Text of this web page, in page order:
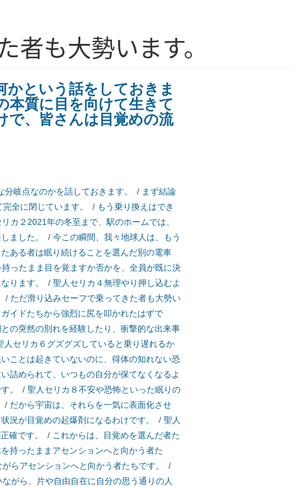
者も大勢います。
かという話をしておきま
本質に目を向けて生きて
で、皆さんは目覚めの流
岐点なのかを話しておきます。 / まず結論
全に閉じています。
/ もう乗り換えはでき
カ２2021年の冬至まで、駅のホームでは、
ました。 / 今この瞬間、我々地球人は、もう
ある者は眠り続けることを選んだ別の電車
ったまま目を覚ますか否かを、全員が既に決
ります。 / 聖人セリカ４無理やり押し込むよ
/ ただ滑り込みセーフで乗ってきた者も大勢い
イドたちから強烈に尻を叩かれたはずで
の突然の別れを経験したり、衝撃的な出来事
人セリカ６グズグズしていると乗り遅れるか
ことは起きていないのに、得体の知れない恐
詰められて、いつもの自分が保てなくなるよ
。 / 聖人セリカ８不安や恐怖といった眠りの
/ だから宇宙は、それらを一気に表面化させ
況が目覚めの起爆剤になるわけです。 / 聖人
確です。
/ これからは、目覚めを選んだ者た
持ったままアセンションへと向かう者た
らアセンションへと向かう者たちです。
/
がら、片や自由自在に自分の思う通りの人